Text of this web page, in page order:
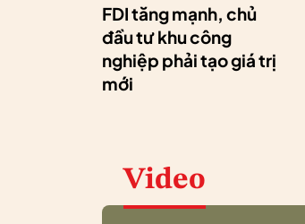
FDI tăng mạnh, chủ
đầu tư khu công
nghiệp phải tạo giá trị
mới
Video